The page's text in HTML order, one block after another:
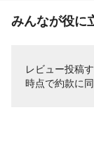
みんなが役に
レビュー投稿
時点で約款に